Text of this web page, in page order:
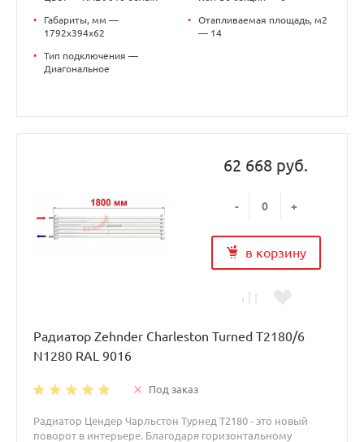
•
Габариты, мм —
1792x394x62
•
Тип подключения —
Диагональное
•
Отапливаемая площадь, м2
— 14
62 668 руб.
- +
в корзину
Радиатор Zehnder Charleston Turned T2180/6
N1280 RAL 9016
Под заказ
Радиатор Цендер Чарльстон Турнед T2180 - это новый
поворот в интерьере. Благодаря горизонтальному